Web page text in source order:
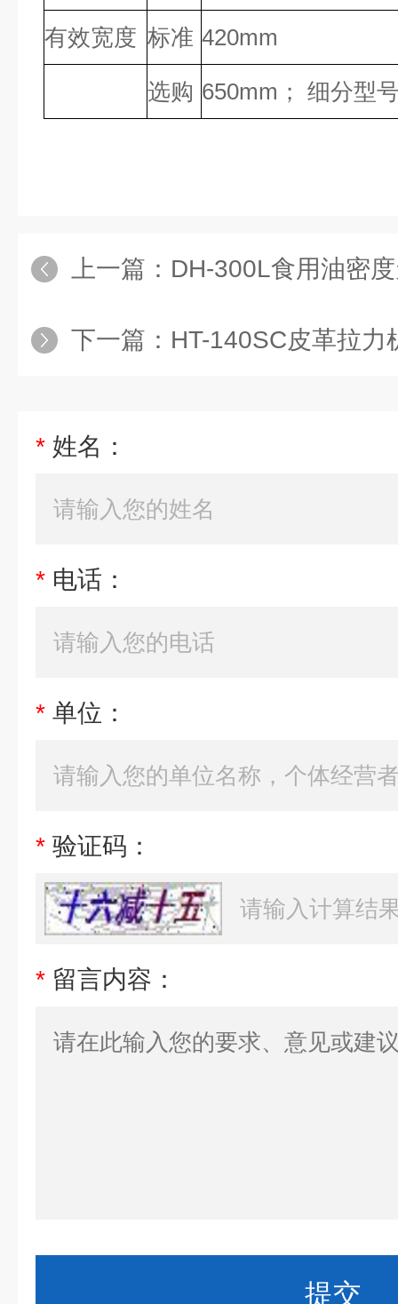
有效宽度 标准 420mm
选购 650mm； 细分型
上一篇： DH-300L食用油密
下一篇： HT-140SC皮革拉力
* 姓名：
* 电话：
* 单位：
* 验证码：
* 留言内容：